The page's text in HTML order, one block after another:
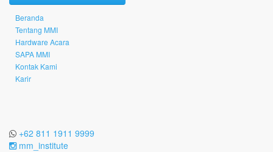
Beranda
Tentang MMI
Hardware Acara
SAPA MMI
Kontak Kami
Karir
+62 811 1911 9999
mm_institute